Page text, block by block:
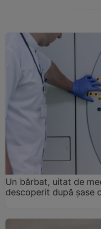
Un bărbat, uitat de
descoperit după șase